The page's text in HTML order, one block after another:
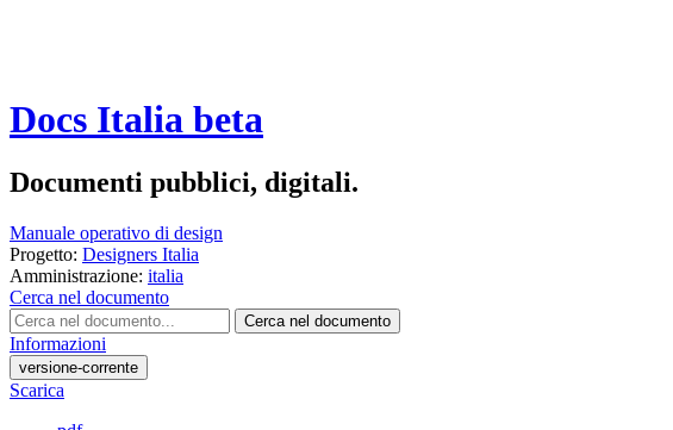
Docs Italia beta
Documenti pubblici, digitali.
Manuale operativo di design
Progetto: Designers Italia
Amministrazione: italia
Cerca nel documento
Cerca nel documento
Informazioni
versione-corrente
Scarica